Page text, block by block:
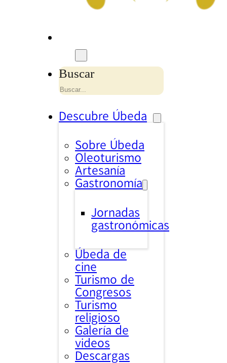
Buscar
Descubre Úbeda
Sobre Úbeda
Oleoturismo
Artesanía
Gastronomía
Jornadas
gastronómicas
Úbeda de
cine
Turismo de
Congresos
Turismo
religioso
Galería de
videos
Descargas